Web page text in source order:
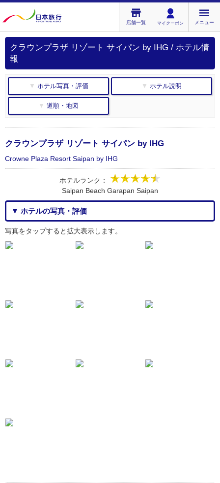
店舗一覧 マイクーポン メニュー
クラウンプラザ リゾート サイパン by IHG / ホテル情
報
▼ ホテル写真・評価 ▼ ホテル説明
▼ 道順・地図
クラウンプラザ リゾート サイパン by IHG
Crowne Plaza Resort Saipan by IHG
ホテルランク：
Saipan Beach Garapan Saipan
▼ ホテルの写真・評価
写真をタップすると拡大表示します。